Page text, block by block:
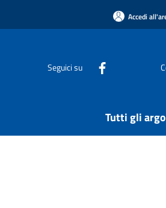
Accedi
Seguici su
Tutti gli